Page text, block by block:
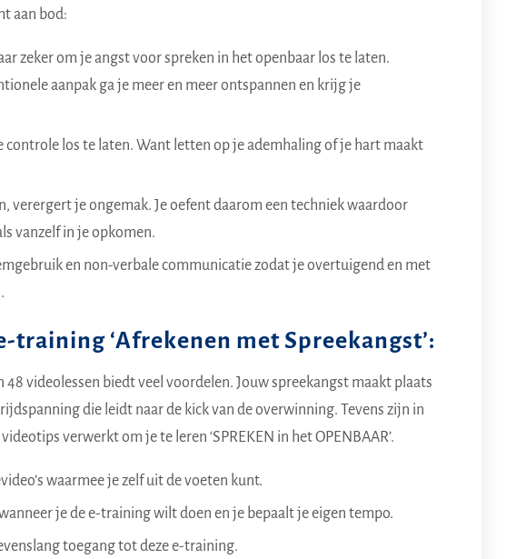
aan bod:
zeker om je angst voor spreken in het openbaar los te laten.
aanpak ga je meer en meer ontspannen en krijg je
controle los te laten. Want letten op je ademhaling of je hart maakt
verergert je ongemak. Je oefent daarom een techniek waardoor
vanzelf in je opkomen.
en non-verbale communicatie zodat je overtuigend en met
training ‘Afrekenen met Spreekangst’:
48 videolessen biedt veel voordelen. Jouw spreekangst maakt plaats
die leidt naar de kick van de overwinning. Tevens zijn in
verwerkt om je te leren ‘SPREKEN in het OPENBAAR’.
waarmee je zelf uit de voeten kunt.
je de e-training wilt doen en je bepaalt je eigen tempo.
toegang tot deze e-training.